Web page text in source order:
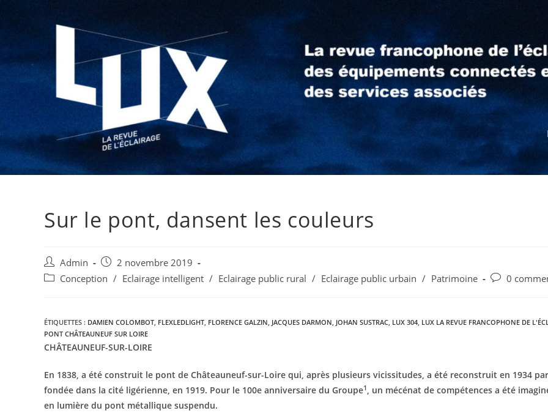
Sur le pont, dansent les couleurs
Admin
2 novembre 2019
Conception / Eclairage intelligent / Eclairage public rural / Eclairage public urbain / Patrimoine 0
ÉTIQUETTES : DAMIEN COLOMBOT, FLEXLEDLIGHT, FLORENCE GALZIN, JACQUES DARMON, JOHAN SUSTRAC, LUX 304, LUX LA REVUE FRANCOPHONE DE
PONT CHÂTEAUNEUF SUR LOIRE
CHÂTEAUNEUF-SUR-LOIRE
En 1838, a été construit le pont de Châteauneuf-sur-Loire qui, après plusieurs vicissitudes, a été reconstruit en 1934
fondée dans la cité ligérienne, en 1919. Pour le 100e anniversaire du Groupe1, un mécénat de compétences a été
en lumière du pont métallique suspendu.